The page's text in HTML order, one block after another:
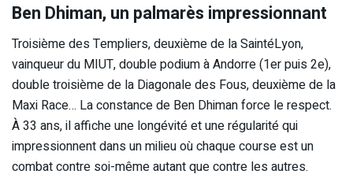
Ben Dhiman, un palmarès impressionnant
Troisième des Templiers, deuxième de la SaintéLyon,
vainqueur du MIUT, double podium à Andorre (1er puis 2e),
double troisième de la Diagonale des Fous, deuxième de la
Maxi Race… La constance de Ben Dhiman force le respect.
À 33 ans, il affiche une longévité et une régularité qui
impressionnent dans un milieu où chaque course est un
combat contre soi-même autant que contre les autres.